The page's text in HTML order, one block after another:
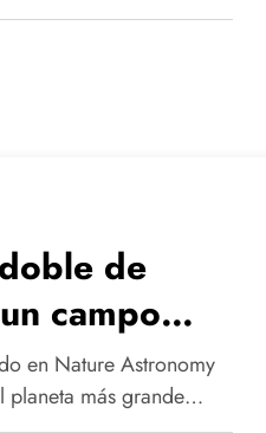
de
campo
más
en Nature Astronomy
planeta más grande…